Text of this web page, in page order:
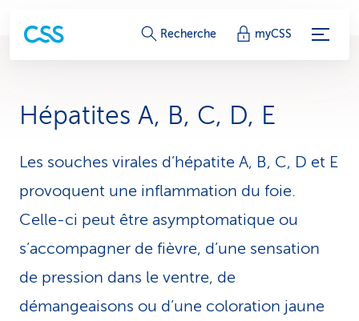
L
e
s
d
e
s
e
Recherche myCSS
Hépatites A, B, C, D, E
Les souches virales d’hépatite A, B, C, D et E
provoquent une inflammation du foie.
Celle-ci peut être asymptomatique ou
s’accompagner de fièvre, d’une sensation
de pression dans le ventre, de
démangeaisons ou d’une coloration jaune